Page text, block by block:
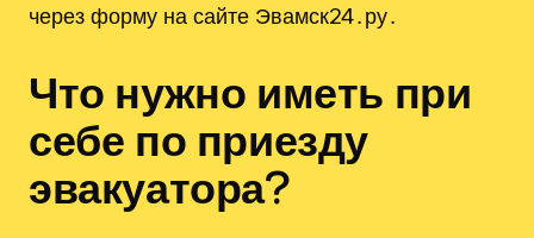
через форму на сайте Эвамск24․ру․
Что нужно иметь при
себе по приезду
эвакуатора?